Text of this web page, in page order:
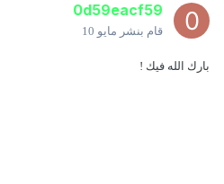
0d59eacf59
قام بنشر مايو 10
بارك الله فيك !